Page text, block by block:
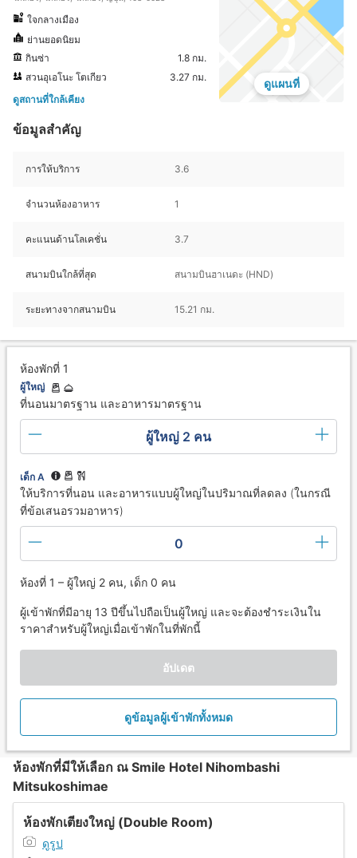
ใจกลางเมือง
ย่านยอดนิยม
กินซ่า
1.8 กม.
สวนอุเอโนะ โตเกียว
3.27 กม.
ดูสถานที่ใกล้เคียง
ดูแผนที่
ข้อมูลสำคัญ
การให้บริการ 3.6
จำนวนห้องอาหาร 1
คะแนนด้านโลเคชั่น 3.7
สนามบินใกล้ที่สุด สนามบินฮาเนดะ (HND)
ระยะทางจากสนามบิน 15.21 กม.
ห้องพักที่ 1
ผู้ใหญ่
ที่นอนมาตรฐาน และอาหารมาตรฐาน
ผู้ใหญ่ 2 คน
เด็ก A
ให้บริการที่นอน และอาหารแบบผู้ใหญ่ในปริมาณที่ลดลง (ในกรณี
ที่ข้อเสนอรวมอาหาร)
0
ห้องที่ 1 – ผู้ใหญ่ 2 คน, เด็ก 0 คน
ผู้เข้าพักที่มีอายุ 13 ปีขึ้นไปถือเป็นผู้ใหญ่ และจะต้องชำระเงินใน
ราคาสำหรับผู้ใหญ่เมื่อเข้าพักในที่พักนี้
อัปเดต
ดูข้อมูลผู้เข้าพักทั้งหมด
ห้องพักที่มีให้เลือก ณ Smile Hotel Nihombashi
Mitsukoshimae
ห้องพักเตียงใหญ่ (Double Room)
ดูรูป